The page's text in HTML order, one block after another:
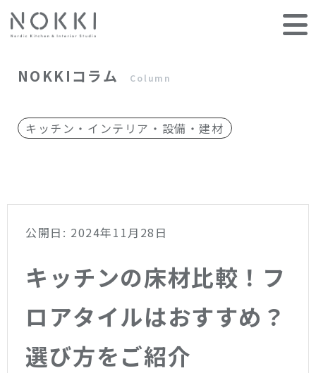
NOKKIコラム Column
キッチン・インテリア・設備・建材
公開日: 2024年11月28日
キッチンの床材比較！フ
ロアタイルはおすすめ？
選び方をご紹介